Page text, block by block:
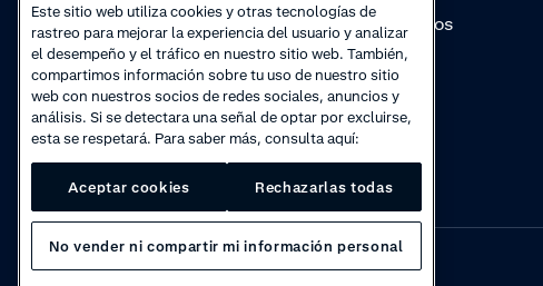
Actualizaciones de
productos
Vídeos prácticos
Privacy · Cookies · Disclaimer ·© 2026 Adyen
Este sitio web utiliza cookies y otras tecnologías de
rastreo para mejorar la experiencia del usuario y analizar
el desempeño y el tráfico en nuestro sitio web. También,
compartimos información sobre tu uso de nuestro sitio
web con nuestros socios de redes sociales, anuncios y
análisis. Si se detectara una señal de optar por excluirse,
esta se respetará. Para saber más, consulta aquí:
Aceptar cookies Rechazarlas todas
No vender ni compartir mi información personal